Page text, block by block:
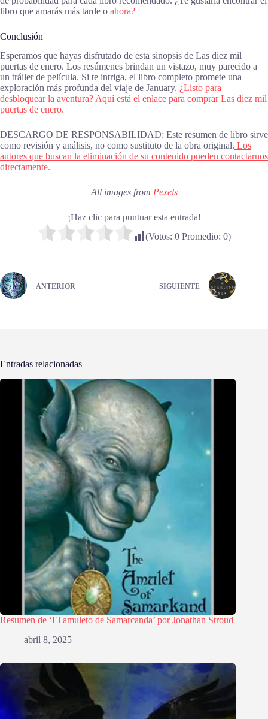
libro que amarás más tarde o ahora?
Conclusión
Esperamos que hayas disfrutado de esta sinopsis de Las diez mil
puertas de enero. Los resúmenes brindan un vistazo, muy parecido a
un tráiler de película. Si te intriga, el libro completo promete una
exploración más profunda del viaje de January. ¿Listo para
desbloquear la aventura? Aquí está el enlace para comprar Las diez mil
puertas de enero.
DESCARGO DE RESPONSABILIDAD: Este resumen de libro sirve
como revisión y análisis, no como sustituto de la obra original. Los
autores que buscan la eliminación de su contenido pueden contactarnos
directamente.
All images from Pexels
¡Haz clic para puntuar esta entrada!
(Votos: 0Promedio: 0)
ANTERIOR SIGUIENTE
Entradas relacionadas
Resumen de ‘El amuleto de Samarcanda’ por Jonathan Stroud
abril 8, 2025